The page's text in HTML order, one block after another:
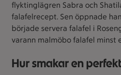
flyktinglägren Sabra och
falafelrecept. Sen öppnade
började servera falafel i
varann malmöbo falafel minst
Hur smakar en